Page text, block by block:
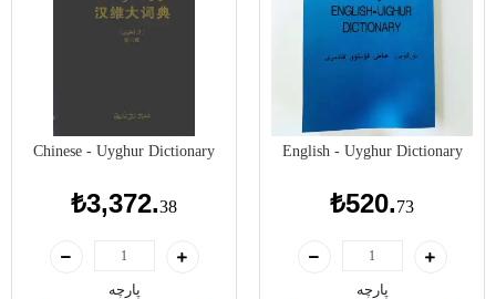
English - Uyghur Dictionary
₺520.73
پارچە
Chinese - Uyghur Dictionary
₺3,372.38
پارچە